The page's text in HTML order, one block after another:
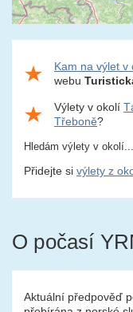
Kam na výlet v
webu
Výlety v okolí
Třeboně?
Hledám výlety v okolí...
Přidejte si výlety z
O počasí
Aktuální předpověď